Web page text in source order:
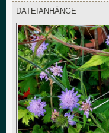
DATEIANHÄNGE